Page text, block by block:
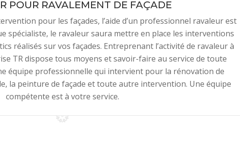
POUR RAVALEMENT DE FAÇADE
pour les façades, l’aide d’un professionnel ravaleur est
spécialiste, le ravaleur saura mettre en place les interventions
réalisés sur vos façades. Entreprenant l’activité de ravaleur à
TR dispose tous moyens et savoir-faire au service de toute
équipe professionnelle qui intervient pour la rénovation de
la peinture de façade et toute autre intervention. Une équipe
compétente est à votre service.